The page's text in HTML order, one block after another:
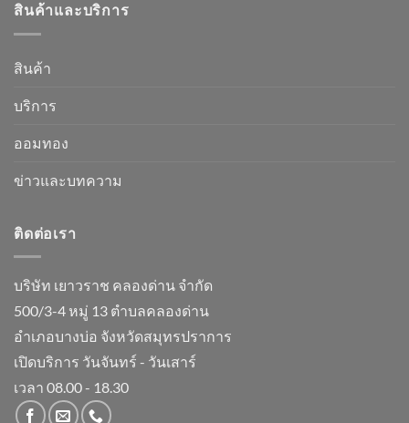
สินค้าและบริการ
สินค้า
บริการ
ออมทอง
ข่าวและบทความ
ติดต่อเรา
บริษัท เยาวราช คลองด่าน จำกัด
500/3-4 หมู่ 13 ตำบลคลองด่าน
อำเภอบางบ่อ จังหวัดสมุทรปราการ
เปิดบริการ วันจันทร์ - วันเสาร์
เวลา 08.00 - 18.30